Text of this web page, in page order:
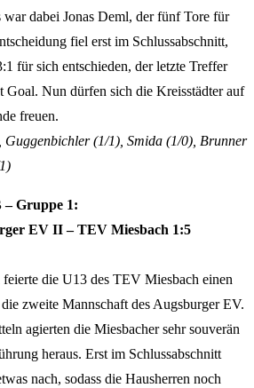
war dabei Jonas Deml, der fünf Tore für
fiel erst im Schlussabschnitt,
für sich entschieden, der letzte Treffer
Goal. Nun dürfen sich die Kreisstädter auf
freuen.
Guggenbichler (1/1), Smida (1/0), Brunner
– Gruppe 1:
EV II – TEV Miesbach 1:5
die U13 des TEV Miesbach einen
zweite Mannschaft des Augsburger EV.
agierten die Miesbacher sehr souverän
heraus. Erst im Schlussabschnitt
nach, sodass die Hausherren noch